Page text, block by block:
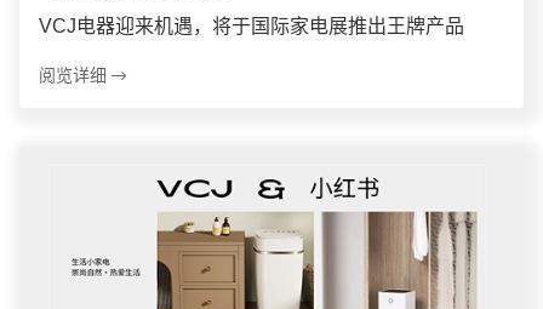
VCJ电器迎来机遇，将于国际家电展推出王牌产品
阅览详细